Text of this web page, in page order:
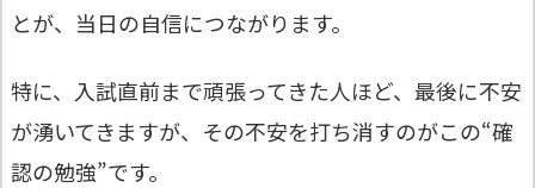
とが、当日の自信につながります。
特に、入試直前まで頑張ってきた人ほど、最後に不安
が湧いてきますが、その不安を打ち消すのがこの“確
認の勉強”です。